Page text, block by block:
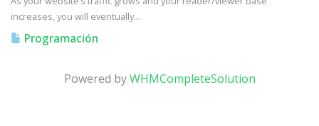
increases, you will eventually...
Programación
Powered byWHMCompleteSolution